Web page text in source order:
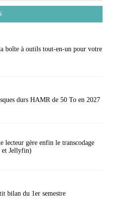
boîte à outils tout-en-un pour votre
durs HAMR de 50 To en 2027
lecteur gère enfin le transcodage
et Jellyfin)
bilan du 1er semestre